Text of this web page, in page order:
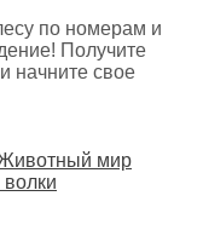
по номерам и
Получите
начните свое
мир